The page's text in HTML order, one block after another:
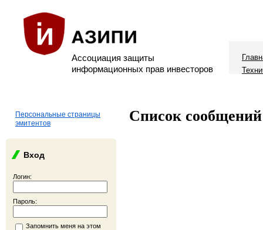
Ассоциация защиты
информационных прав инвесторов
Персональные страницы
эмитентов
Вход
Логин:
Пароль:
Запомнить меня на этом
Список сообщений